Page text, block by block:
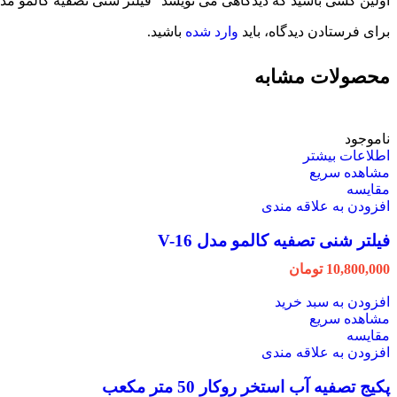
برای فرستادن دیدگاه، باید وارد شده باشید.
محصولات مشابه
ناموجود
اطلاعات بیشتر
مشاهده سریع
مقایسه
افزودن به علاقه مندی
فیلتر شنی تصفیه کالمو مدل V-16
10,800,000 تومان
افزودن به سبد خرید
مشاهده سریع
مقایسه
افزودن به علاقه مندی
پکیج تصفیه آب استخر روکار 50 متر مکعب